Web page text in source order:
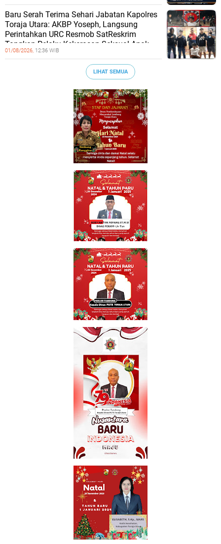
Baru Serah Terima Sehari Jabatan Kapolres
Toraja Utara: AKBP Yoseph, Langsung
Perintahkan URC Resmob SatReskrim
Tangkap Pelaku Kekerasan Seksual Anak
01/08/2026, 12:36 WIB
LIHAT SEMUA